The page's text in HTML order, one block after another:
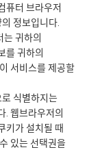
퓨터 브라우저
정보입니다.
귀하의
를 귀하의
서비스를 제공할
식별하지는
. 웹브라우저의
키가 설치될 때
있는 선택권을